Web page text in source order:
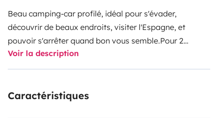
Beau camping-car profilé, idéal pour s'évader,
découvrir de beaux endroits, visiter l'Espagne, et
pouvoir s'arrêter quand bon vous semble.Pour 2
personnes, à 3 maximum
Voir la description
Caractéristiques